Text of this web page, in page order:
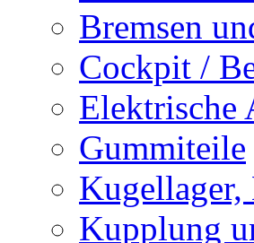
Bremsen
Cockpit /
Elektrische
Gummiteile
Kugellager,
Kupplung